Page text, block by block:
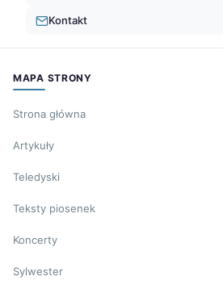
Kontakt
MAPA STRONY
Strona główna
Artykuły
Teledyski
Teksty piosenek
Koncerty
Sylwester